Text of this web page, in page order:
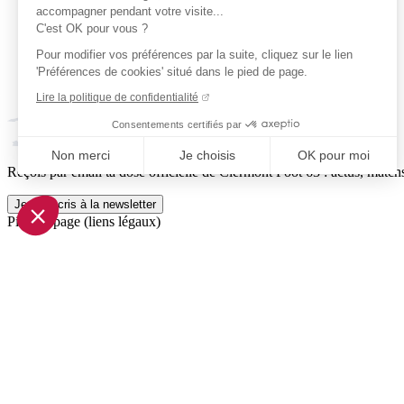
accompagner pendant votre visite...
C'est OK pour vous ?
Pour modifier vos préférences par la suite, cliquez sur le lien
'Préférences de cookies' situé dans le pied de page.
Lire la politique de confidentialité
Consentements certifiés par
Non merci Je choisis OK pour moi
Axeptio consent
Plateforme de Gestion du Consentement : Personnalisez vos
Notre plateforme vous permet d'adapter et de gérer vos
Reçois par email ta dose officielle de Clermont Foot 63 : actus,
Je m'inscris à la newsletter
Pied de page (liens légaux)